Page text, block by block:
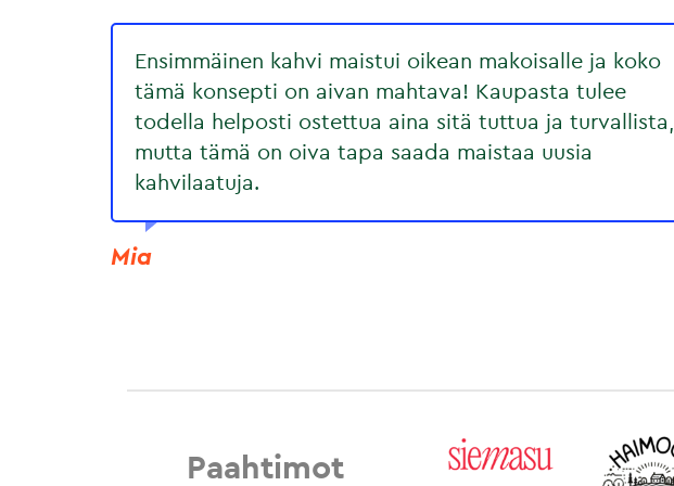
Ensimmäinen kahvi maistui oikean makoisalle ja koko
tämä konsepti on aivan mahtava! Kaupasta tulee
todella helposti ostettua aina sitä tuttua ja turvallista,
mutta tämä on oiva tapa saada maistaa uusia
kahvilaatuja.
Mia
Paahtimot